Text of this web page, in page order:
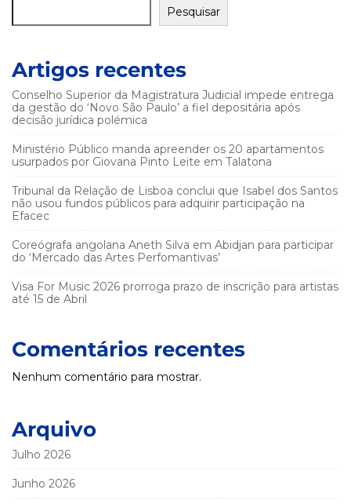
Pesquisar
Artigos recentes
Conselho Superior da Magistratura Judicial impede entrega
da gestão do ‘Novo São Paulo’ a fiel depositária após
decisão jurídica polémica
Ministério Público manda apreender os 20 apartamentos
usurpados por Giovana Pinto Leite em Talatona
Tribunal da Relação de Lisboa conclui que Isabel dos Santos
não usou fundos públicos para adquirir participação na
Efacec
Coreógrafa angolana Aneth Silva em Abidjan para participar
do ‘Mercado das Artes Perfomantivas’
Visa For Music 2026 prorroga prazo de inscrição para artistas
até 15 de Abril
Comentários recentes
Nenhum comentário para mostrar.
Arquivo
Julho 2026
Junho 2026